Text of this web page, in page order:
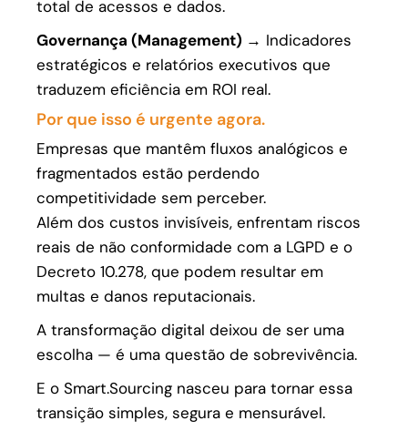
total de acessos e dados.
Governança (Management) → Indicadores
estratégicos e relatórios executivos que
traduzem eficiência em ROI real.
Por que isso é urgente agora.
Empresas que mantêm fluxos analógicos e
fragmentados estão perdendo
competitividade sem perceber.
Além dos custos invisíveis, enfrentam riscos
reais de não conformidade com a LGPD e o
Decreto 10.278, que podem resultar em
multas e danos reputacionais.
A transformação digital deixou de ser uma
escolha — é uma questão de sobrevivência.
E o Smart.Sourcing nasceu para tornar essa
transição simples, segura e mensurável.